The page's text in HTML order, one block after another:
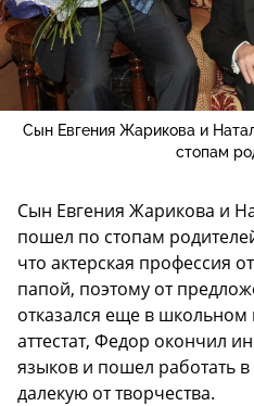
Сын Евгения Жарикова и
стопам
Сын Евгения Жарикова и
пошел по стопам
что актерская профессия
папой, поэтому от
отказался еще в школьном
аттестат, Федор окончил
языков и пошел работать
далекую от творчества.